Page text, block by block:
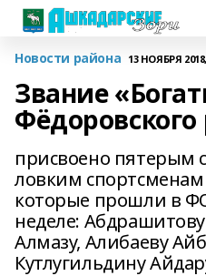
Новости района 13 НОЯБРЯ
Звание
Фёдоровского
присвоено
ловким
которые прошли в
неделе:
Алмазу, Алибаеву
Кутлугильдину